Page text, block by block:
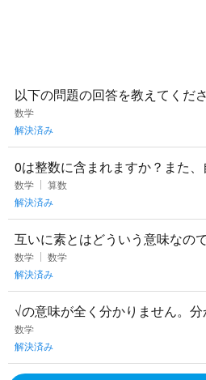
以下の問題の回答を教えてくだ
さな自然数nをかけてある自然数
でどのような
数学
解決済み
0は整数に含まれますか？また
整数に入りますか？
数学
算数
解決済み
互いに素とはどういう意味なの
す！
数学
数学
解決済み
√の意味が全く分かりません。
てください…（泣）
数学
解決済み